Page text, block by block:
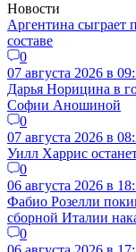
Новости
Аргентина сыграет
составе
0
07 августа 2026 в
Дарья Норицина в
Софии Аношиной
0
07 августа 2026 в
Уилл Харрис
0
06 августа 2026 в
Фабио Розелли
сборной Италии
0